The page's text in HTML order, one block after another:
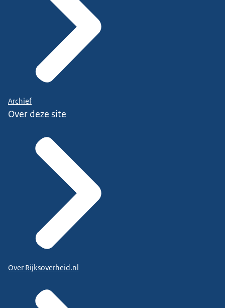
Archief
Over deze site
Over Rijksoverheid.nl